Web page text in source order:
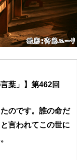
葉」】第462回
のです。誰の命だ
言われてこの世に